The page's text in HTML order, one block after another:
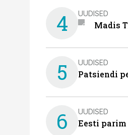
4 UUDISED
Madis
5 UUDISED
Patsiendi
6 UUDISED
Eesti